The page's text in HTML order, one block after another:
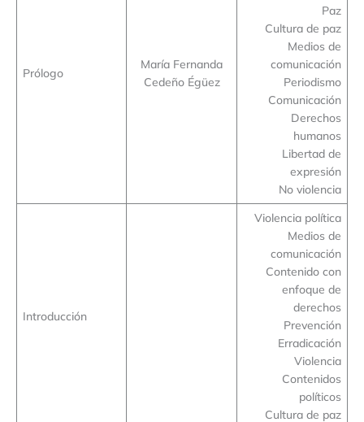
Prólogo
María Fernanda
Cedeño Égüez
Paz
Cultura de paz
Medios de
comunicación
Periodismo
Comunicación
Derechos
humanos
Libertad de
expresión
No violencia
Introducción
Violencia política
Medios de
comunicación
Contenido con
enfoque de
derechos
Prevención
Erradicación
Violencia
Contenidos
políticos
Cultura de paz